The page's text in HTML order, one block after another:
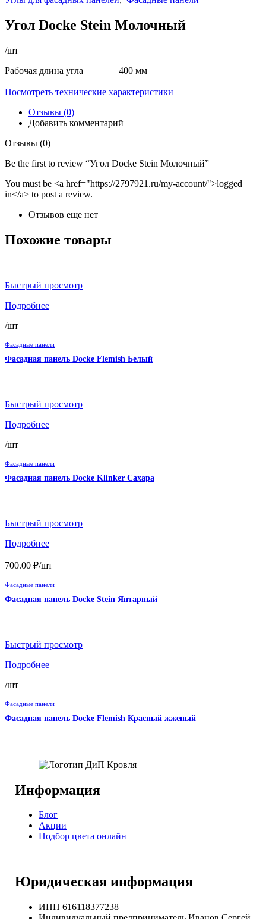
Угол Docke Stein Молочный
/шт
Рабочая длина угла 400 мм
Посмотреть технические характеристики
Отзывы (0)
Добавить комментарий
Отзывы (0)
Be the first to review “Угол Docke Stein Молочный”
You must be <a href="https://2797921.ru/my-account/">logged
in</a> to post a review.
Отзывов еще нет
Похожие товары
Быстрый просмотр
Подробнее
/шт
Фасадные панели
Фасадная панель Docke Flemish Белый
Быстрый просмотр
Подробнее
/шт
Фасадные панели
Фасадная панель Docke Klinker Сахара
Быстрый просмотр
Подробнее
700.00 ₽/шт
Фасадные панели
Фасадная панель Docke Stein Янтарный
Быстрый просмотр
Подробнее
/шт
Фасадные панели
Фасадная панель Docke Flemish Красный жженый
Информация
Блог
Акции
Подбор цвета онлайн
Юридическая информация
ИНН 616118377238